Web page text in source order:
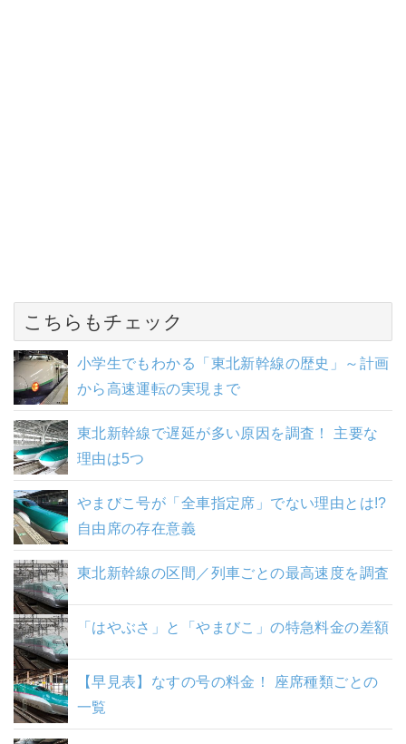
こちらもチェック
小学生でもわかる「東北新幹線の歴史」～計画
から高速運転の実現まで
東北新幹線で遅延が多い原因を調査！ 主要な
理由は5つ
やまびこ号が「全車指定席」でない理由とは!?
自由席の存在意義
東北新幹線の区間／列車ごとの最高速度を調査
「はやぶさ」と「やまびこ」の特急料金の差額
【早見表】なすの号の料金！ 座席種類ごとの
一覧